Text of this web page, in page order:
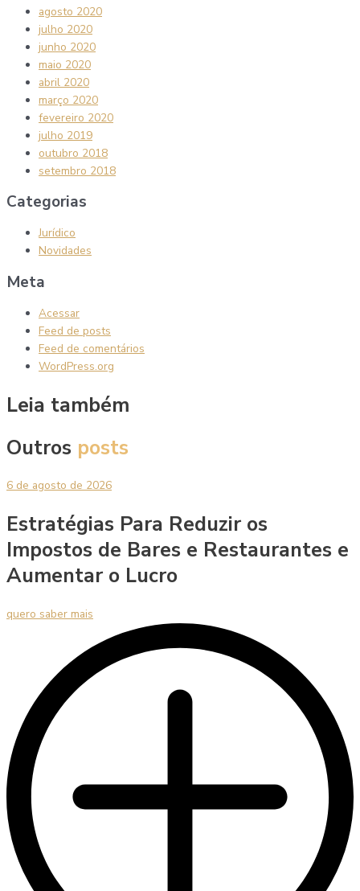
agosto 2020
julho 2020
junho 2020
maio 2020
abril 2020
março 2020
fevereiro 2020
julho 2019
outubro 2018
setembro 2018
Categorias
Jurídico
Novidades
Meta
Acessar
Feed de posts
Feed de comentários
WordPress.org
Leia também
Outros posts
6 de agosto de 2026
Estratégias Para Reduzir os
Impostos de Bares e Restaurantes e
Aumentar o Lucro
quero saber mais